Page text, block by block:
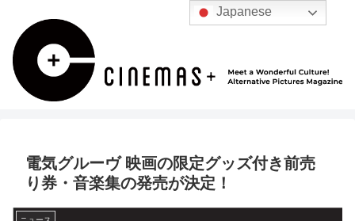
電気グルーヴ 映画の限定グッズ付き前売
り券・音楽集の発売が決定！
Japanese